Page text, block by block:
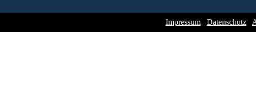
Impressum Datenschutz